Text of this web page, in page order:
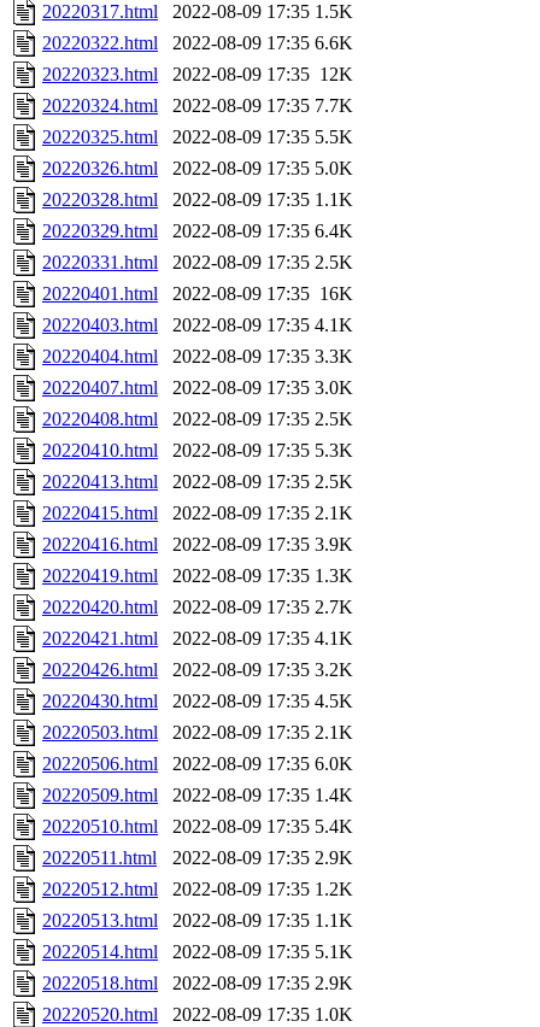
20220317.html
2022-08-09 17:35 1.5K
20220322.html
2022-08-09 17:35 6.6K
20220323.html
2022-08-09 17:35 12K
20220324.html
2022-08-09 17:35 7.7K
20220325.html
2022-08-09 17:35 5.5K
20220326.html
2022-08-09 17:35 5.0K
20220328.html
2022-08-09 17:35 1.1K
20220329.html
2022-08-09 17:35 6.4K
20220331.html
2022-08-09 17:35 2.5K
20220401.html
2022-08-09 17:35 16K
20220403.html
2022-08-09 17:35 4.1K
20220404.html
2022-08-09 17:35 3.3K
20220407.html
2022-08-09 17:35 3.0K
20220408.html
2022-08-09 17:35 2.5K
20220410.html
2022-08-09 17:35 5.3K
20220413.html
2022-08-09 17:35 2.5K
20220415.html
2022-08-09 17:35 2.1K
20220416.html
2022-08-09 17:35 3.9K
20220419.html
2022-08-09 17:35 1.3K
20220420.html
2022-08-09 17:35 2.7K
20220421.html
2022-08-09 17:35 4.1K
20220426.html
2022-08-09 17:35 3.2K
20220430.html
2022-08-09 17:35 4.5K
20220503.html
2022-08-09 17:35 2.1K
20220506.html
2022-08-09 17:35 6.0K
20220509.html
2022-08-09 17:35 1.4K
20220510.html
2022-08-09 17:35 5.4K
20220511.html
2022-08-09 17:35 2.9K
20220512.html
2022-08-09 17:35 1.2K
20220513.html
2022-08-09 17:35 1.1K
20220514.html
2022-08-09 17:35 5.1K
20220518.html
2022-08-09 17:35 2.9K
20220520.html
2022-08-09 17:35 1.0K